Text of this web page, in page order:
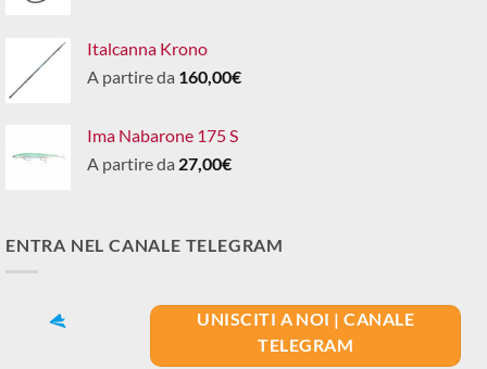
Italcanna Krono
A partire da 160,00€
Ima Nabarone 175 S
A partire da 27,00€
ENTRA NEL CANALE TELEGRAM
UNISCITI A NOI | CANALE
TELEGRAM